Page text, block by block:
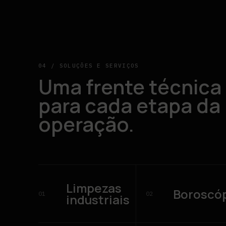
04 / SOLUÇÕES E SERVIÇOS
Uma frente técnica
para cada etapa da
operação.
01 Limpezas
industriais 02